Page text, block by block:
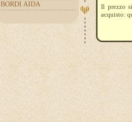
BORDI AIDA
Il prezzo
acquisto: